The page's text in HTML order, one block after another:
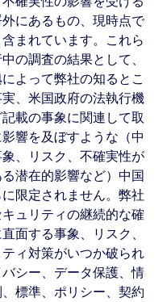
にあるもの、現時点で
まれています。これら
の調査の結果として、
よって弊社の知るとこ
、米国政府の法執行機
載の事象に関連して取
響を及ぼすような（中
、リスク、不確実性が
潜在的影響など）中国
限定されません。弊社
ュリティの継続的な確
面する事象、リスク、
ィ対策がいつか破られ
シー、データ保護、情
標準、ポリシー、契約